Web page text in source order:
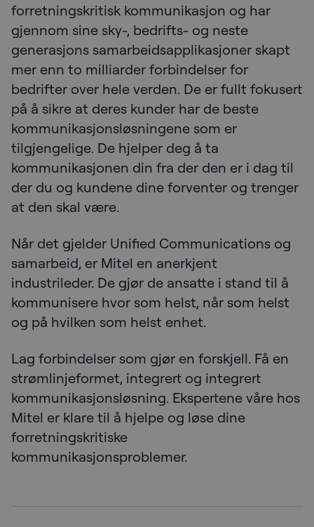
forretningskritisk kommunikasjon og har
gjennom sine sky-, bedrifts- og neste
generasjons samarbeidsapplikasjoner skapt
mer enn to milliarder forbindelser for
bedrifter over hele verden. De er fullt fokusert
på å sikre at deres kunder har de beste
kommunikasjonsløsningene som er
tilgjengelige. De hjelper deg å ta
kommunikasjonen din fra der den er i dag til
der du og kundene dine forventer og trenger
at den skal være.
Når det gjelder Unified Communications og
samarbeid, er Mitel en anerkjent
industrileder. De gjør de ansatte i stand til å
kommunisere hvor som helst, når som helst
og på hvilken som helst enhet.
Lag forbindelser som gjør en forskjell. Få en
strømlinjeformet, integrert og integrert
kommunikasjonsløsning. Ekspertene våre hos
Mitel er klare til å hjelpe og løse dine
forretningskritiske
kommunikasjonsproblemer.